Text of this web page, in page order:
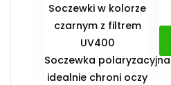
Soczewki w kolorze
czarnym z filtrem
UV400
Soczewka polaryzacyjna
idealnie chroni oczy